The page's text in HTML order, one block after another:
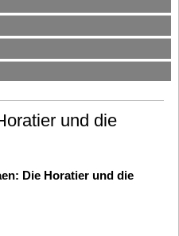
und die
Die Horatier und die